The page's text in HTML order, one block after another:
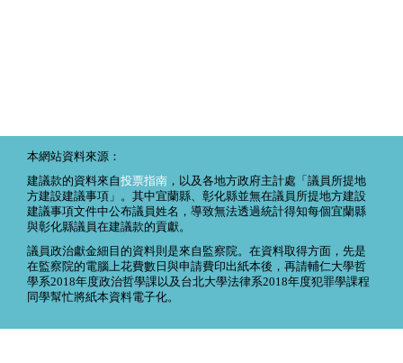
本網站資料來源：
建議款的資料來自投票指南 ，以及各地方政府主計處「議員所提地
方建設建議事項」。其中宜蘭縣、彰化縣並無在議員所提地方建設
建議事項文件中公布議員姓名，導致無法透過統計得知每個宜蘭縣
與彰化縣議員在建議款的貢獻。
議員政治獻金細目的資料則是來自監察院。在資料取得方面，先是
在監察院的電腦上花費數日與申請費印出紙本後，再請輔仁大學哲
學系2018年度政治哲學課以及台北大學法律系2018年度犯罪學課程
同學幫忙將紙本資料電子化。